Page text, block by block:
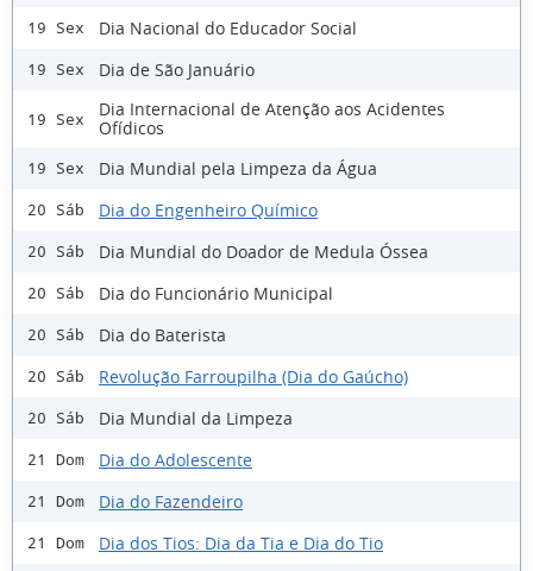
19 Sex Dia Nacional do Educador Social
19 Sex Dia de São Januário
19 Sex
Dia Internacional de Atenção aos Acidentes
Ofídicos
19 Sex Dia Mundial pela Limpeza da Água
20 Sáb Dia do Engenheiro Químico
20 Sáb Dia Mundial do Doador de Medula Óssea
20 Sáb Dia do Funcionário Municipal
20 Sáb Dia do Baterista
20 Sáb Revolução Farroupilha (Dia do Gaúcho)
20 Sáb Dia Mundial da Limpeza
21 Dom Dia do Adolescente
21 Dom Dia do Fazendeiro
21 Dom Dia dos Tios: Dia da Tia e Dia do Tio